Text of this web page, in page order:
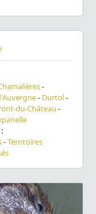
-
- Durtol-
du-Château -
-Territoires